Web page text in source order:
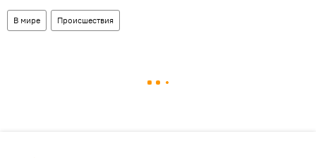
В мире Происшествия